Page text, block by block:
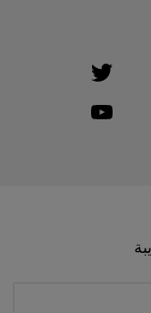
Visit us
Link
Visit
Link Opens